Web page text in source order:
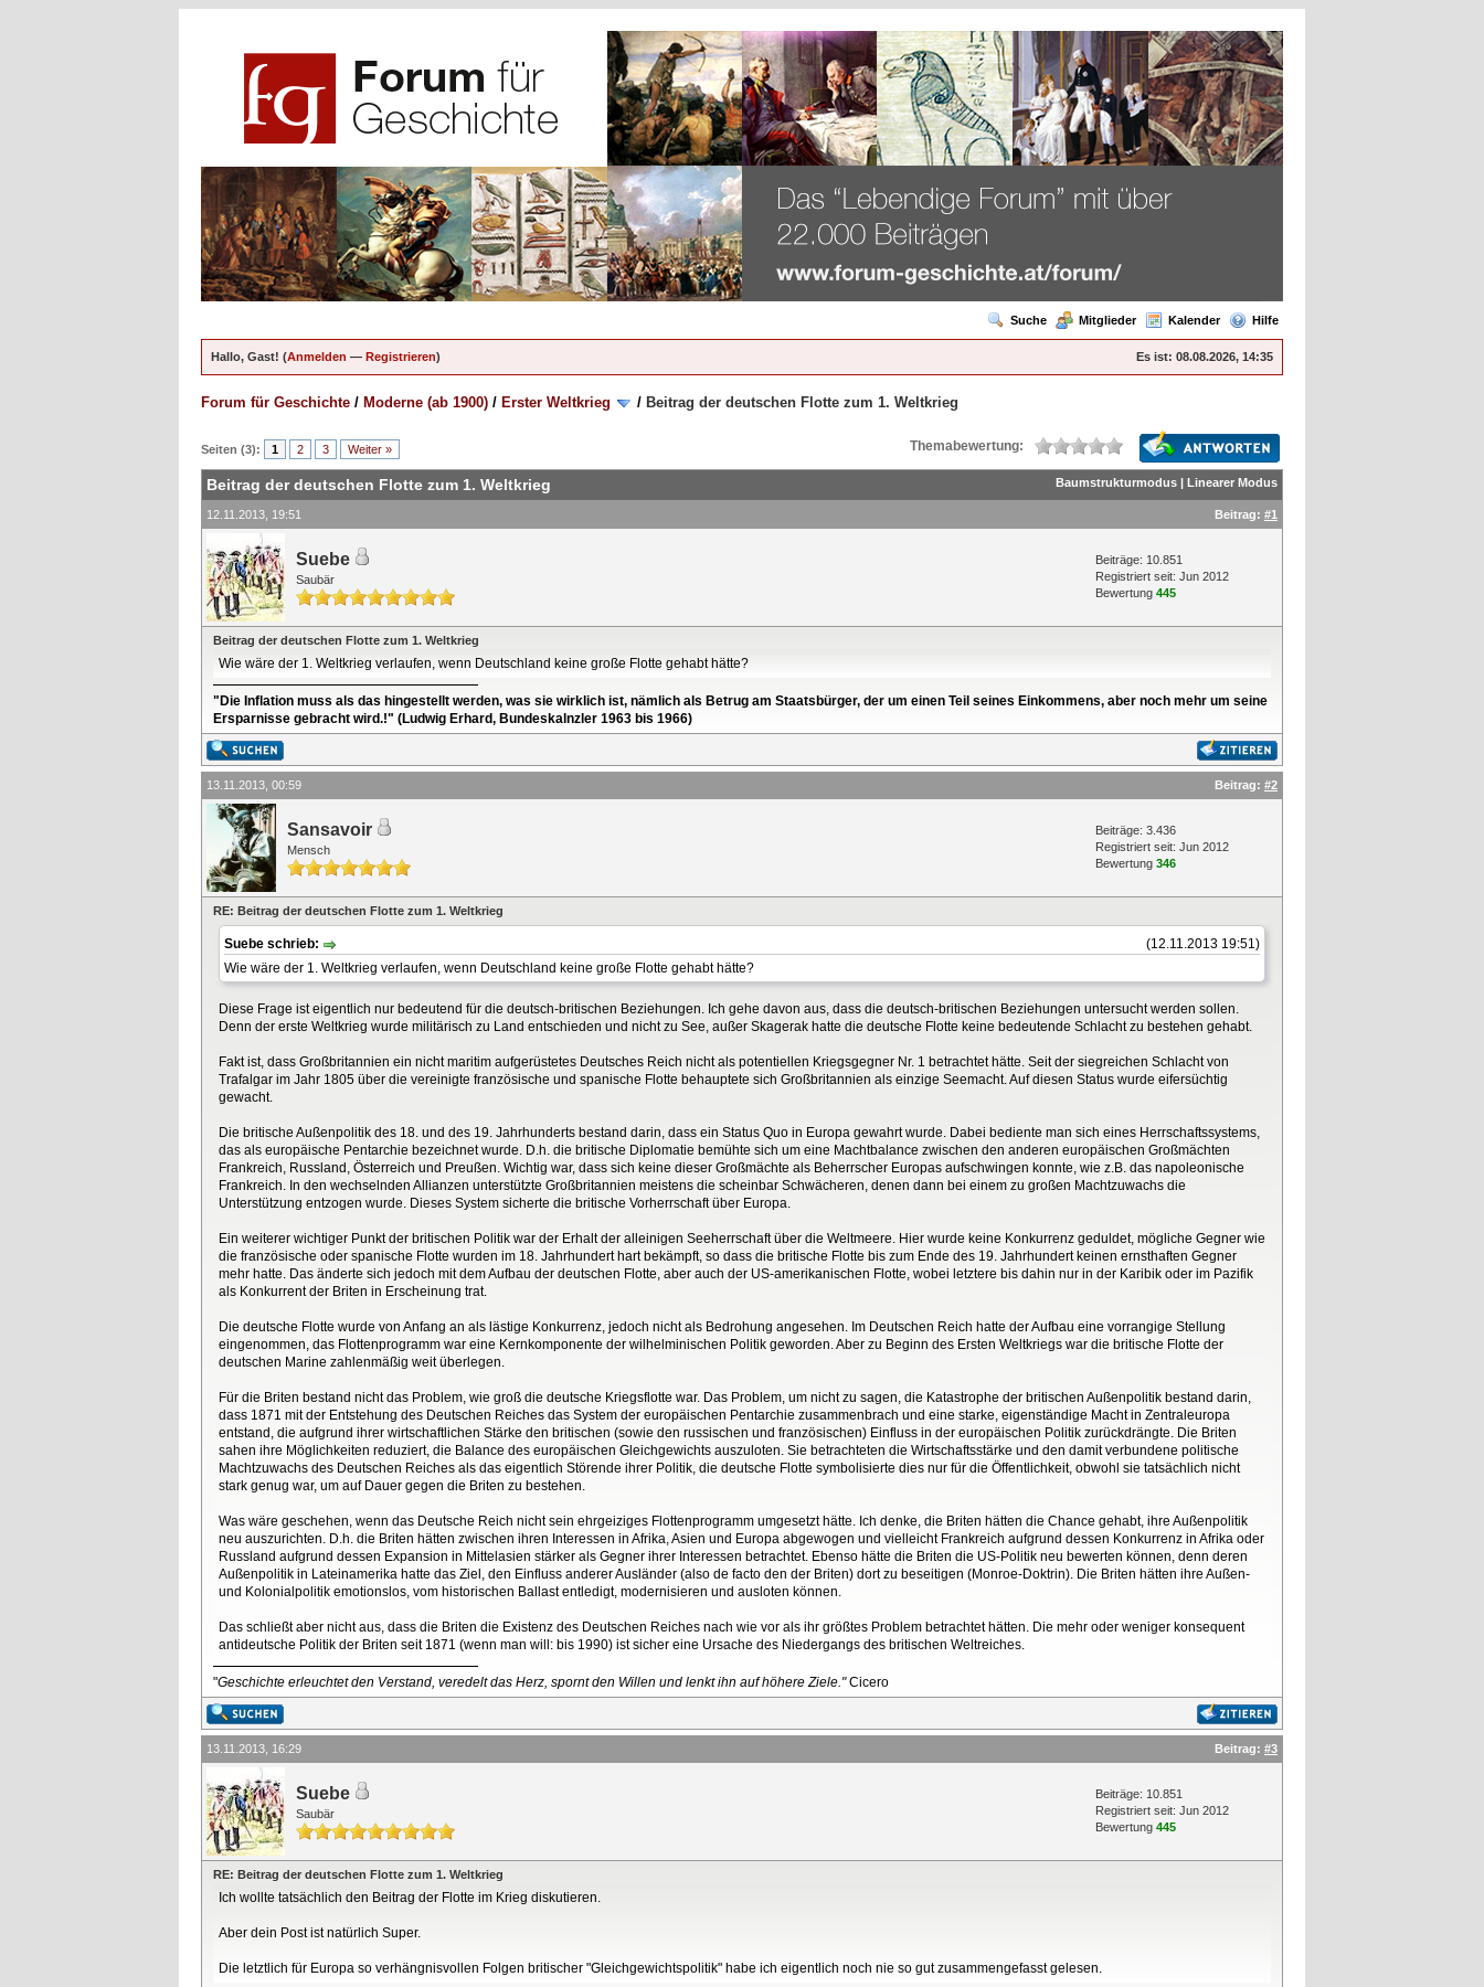
Suche Mitglieder Kalender Hilfe
Es ist: 08.08.2026, 14:35
Hallo, Gast! (Anmelden — Registrieren)
Forum für Geschichte / Moderne (ab 1900) / Erster Weltkrieg / Beitrag der deutschen Flotte zum 1. Weltkrieg
Seiten (3): 1 2 3 Weiter » Themabewertung:
Baumstrukturmodus | Linearer Modus
Beitrag der deutschen Flotte zum 1. Weltkrieg
12.11.2013, 19:51 Beitrag: #1
Suebe
Saubär
Beiträge: 10.851
Registriert seit: Jun 2012
Bewertung 445
Beitrag der deutschen Flotte zum 1. Weltkrieg
Wie wäre der 1. Weltkrieg verlaufen, wenn Deutschland keine große Flotte gehabt hätte?
"Die Inflation muss als das hingestellt werden, was sie wirklich ist, nämlich als Betrug am Staatsbürger, der um einen Teil seines Einkommens, aber noch mehr um seine
Ersparnisse gebracht wird.!" (Ludwig Erhard, Bundeskalnzler 1963 bis 1966)
13.11.2013, 00:59 Beitrag: #2
Sansavoir
Mensch
Beiträge: 3.436
Registriert seit: Jun 2012
Bewertung 346
RE: Beitrag der deutschen Flotte zum 1. Weltkrieg
(12.11.2013 19:51)
Suebe schrieb:
Wie wäre der 1. Weltkrieg verlaufen, wenn Deutschland keine große Flotte gehabt hätte?
Diese Frage ist eigentlich nur bedeutend für die deutsch-britischen Beziehungen. Ich gehe davon aus, dass die deutsch-britischen Beziehungen untersucht werden sollen.
Denn der erste Weltkrieg wurde militärisch zu Land entschieden und nicht zu See, außer Skagerak hatte die deutsche Flotte keine bedeutende Schlacht zu bestehen gehabt.
Fakt ist, dass Großbritannien ein nicht maritim aufgerüstetes Deutsches Reich nicht als potentiellen Kriegsgegner Nr. 1 betrachtet hätte. Seit der siegreichen Schlacht von
Trafalgar im Jahr 1805 über die vereinigte französische und spanische Flotte behauptete sich Großbritannien als einzige Seemacht. Auf diesen Status wurde eifersüchtig
gewacht.
Die britische Außenpolitik des 18. und des 19. Jahrhunderts bestand darin, dass ein Status Quo in Europa gewahrt wurde. Dabei bediente man sich eines Herrschaftssystems,
das als europäische Pentarchie bezeichnet wurde. D.h. die britische Diplomatie bemühte sich um eine Machtbalance zwischen den anderen europäischen Großmächten
Frankreich, Russland, Österreich und Preußen. Wichtig war, dass sich keine dieser Großmächte als Beherrscher Europas aufschwingen konnte, wie z.B. das napoleonische
Frankreich. In den wechselnden Allianzen unterstützte Großbritannien meistens die scheinbar Schwächeren, denen dann bei einem zu großen Machtzuwachs die
Unterstützung entzogen wurde. Dieses System sicherte die britische Vorherrschaft über Europa.
Ein weiterer wichtiger Punkt der britischen Politik war der Erhalt der alleinigen Seeherrschaft über die Weltmeere. Hier wurde keine Konkurrenz geduldet, mögliche Gegner wie
die französische oder spanische Flotte wurden im 18. Jahrhundert hart bekämpft, so dass die britische Flotte bis zum Ende des 19. Jahrhundert keinen ernsthaften Gegner
mehr hatte. Das änderte sich jedoch mit dem Aufbau der deutschen Flotte, aber auch der US-amerikanischen Flotte, wobei letztere bis dahin nur in der Karibik oder im Pazifik
als Konkurrent der Briten in Erscheinung trat.
Die deutsche Flotte wurde von Anfang an als lästige Konkurrenz, jedoch nicht als Bedrohung angesehen. Im Deutschen Reich hatte der Aufbau eine vorrangige Stellung
eingenommen, das Flottenprogramm war eine Kernkomponente der wilhelminischen Politik geworden. Aber zu Beginn des Ersten Weltkriegs war die britische Flotte der
deutschen Marine zahlenmäßig weit überlegen.
Für die Briten bestand nicht das Problem, wie groß die deutsche Kriegsflotte war. Das Problem, um nicht zu sagen, die Katastrophe der britischen Außenpolitik bestand darin,
dass 1871 mit der Entstehung des Deutschen Reiches das System der europäischen Pentarchie zusammenbrach und eine starke, eigenständige Macht in Zentraleuropa
entstand, die aufgrund ihrer wirtschaftlichen Stärke den britischen (sowie den russischen und französischen) Einfluss in der europäischen Politik zurückdrängte. Die Briten
sahen ihre Möglichkeiten reduziert, die Balance des europäischen Gleichgewichts auszuloten. Sie betrachteten die Wirtschaftsstärke und den damit verbundene politische
Machtzuwachs des Deutschen Reiches als das eigentlich Störende ihrer Politik, die deutsche Flotte symbolisierte dies nur für die Öffentlichkeit, obwohl sie tatsächlich nicht
stark genug war, um auf Dauer gegen die Briten zu bestehen.
Was wäre geschehen, wenn das Deutsche Reich nicht sein ehrgeiziges Flottenprogramm umgesetzt hätte. Ich denke, die Briten hätten die Chance gehabt, ihre Außenpolitik
neu auszurichten. D.h. die Briten hätten zwischen ihren Interessen in Afrika, Asien und Europa abgewogen und vielleicht Frankreich aufgrund dessen Konkurrenz in Afrika oder
Russland aufgrund dessen Expansion in Mittelasien stärker als Gegner ihrer Interessen betrachtet. Ebenso hätte die Briten die US-Politik neu bewerten können, denn deren
Außenpolitik in Lateinamerika hatte das Ziel, den Einfluss anderer Ausländer (also de facto den der Briten) dort zu beseitigen (Monroe-Doktrin). Die Briten hätten ihre Außen-
und Kolonialpolitik emotionslos, vom historischen Ballast entledigt, modernisieren und ausloten können.
Das schließt aber nicht aus, dass die Briten die Existenz des Deutschen Reiches nach wie vor als ihr größtes Problem betrachtet hätten. Die mehr oder weniger konsequent
antideutsche Politik der Briten seit 1871 (wenn man will: bis 1990) ist sicher eine Ursache des Niedergangs des britischen Weltreiches.
"Geschichte erleuchtet den Verstand, veredelt das Herz, spornt den Willen und lenkt ihn auf höhere Ziele."Cicero
13.11.2013, 16:29 Beitrag: #3
Suebe
Saubär
Beiträge: 10.851
Registriert seit: Jun 2012
Bewertung 445
RE: Beitrag der deutschen Flotte zum 1. Weltkrieg
Ich wollte tatsächlich den Beitrag der Flotte im Krieg diskutieren.
Aber dein Post ist natürlich Super.
Die letztlich für Europa so verhängnisvollen Folgen britischer "Gleichgewichtspolitik" habe ich eigentlich noch nie so gut zusammengefasst gelesen.